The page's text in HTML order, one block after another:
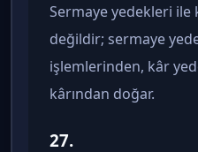
Sermaye yedekleri ile
değildir; sermaye
işlemlerinden, kâr
kârından doğar.
27.